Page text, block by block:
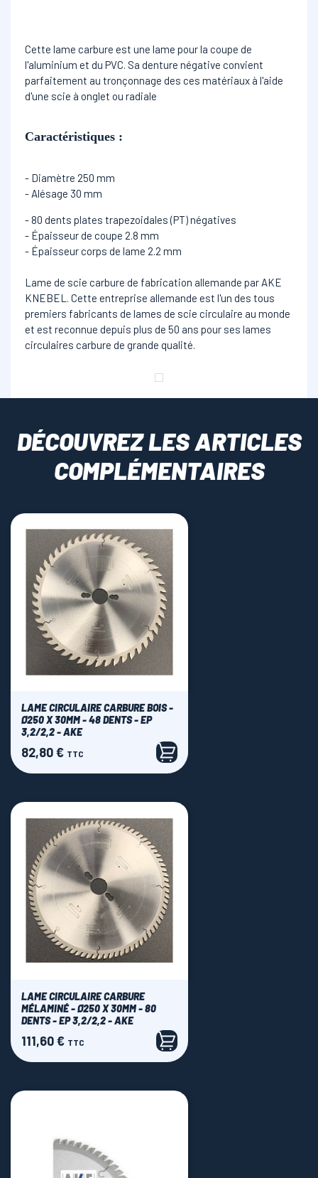
Cette lame carbure est une lame pour la coupe de
l'aluminium et du PVC. Sa denture négative convient
parfaitement au tronçonnage des ces matériaux à l'aide
d'une scie à onglet ou radiale
Caractéristiques :
- Diamètre 250 mm
- Alésage 30 mm
- 80 dents plates trapezoidales (PT) négatives
- Épaisseur de coupe 2.8 mm
- Épaisseur corps de lame 2.2 mm
Lame de scie carbure de fabrication allemande par AKE
KNEBEL. Cette entreprise allemande est l'un des tous
premiers fabricants de lames de scie circulaire au monde
et est reconnue depuis plus de 50 ans pour ses lames
circulaires carbure de grande qualité.
DÉCOUVREZ LES ARTICLES
COMPLÉMENTAIRES
LAME CIRCULAIRE CARBURE BOIS -
Ø250 X 30MM - 48 DENTS - EP
3,2/2,2 - AKE
Prix
82,80 € TTC
LAME CIRCULAIRE CARBURE
MÉLAMINÉ - Ø250 X 30MM - 80
DENTS - EP 3,2/2,2 - AKE
Prix
111,60 € TTC